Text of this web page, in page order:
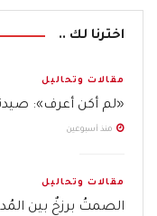
اخترنا لك ..
مقالات وتحاليل
«لم أكن أعرف»:
منذ أسبوعين
مقالات وتحاليل
الصمتُ برزخٌ بين